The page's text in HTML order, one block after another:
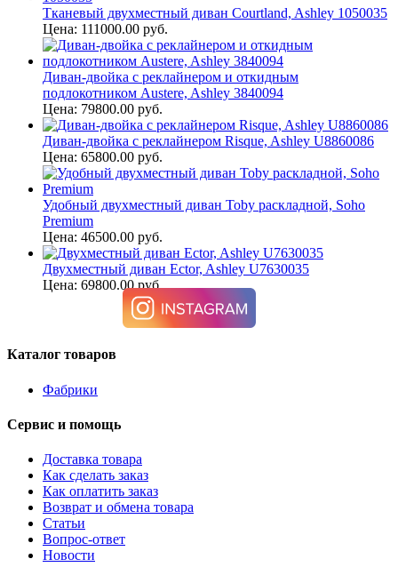
Тканевый двухместный диван Courtland, Ashley 1050035
Цена: 111000.00 руб.
Диван-двойка с реклайнером и откидным
подлокотником Austere, Ashley 3840094
Цена: 79800.00 руб.
Диван-двойка с реклайнером Risque, Ashley U8860086
Цена: 65800.00 руб.
Удобный двухместный диван Toby раскладной, Soho
Premium
Цена: 46500.00 руб.
Двухместный диван Ector, Ashley U7630035
Цена: 69800.00 руб.
Каталог товаров
Фабрики
Сервис и помощь
Доставка товара
Как сделать заказ
Как оплатить заказ
Возврат и обмена товара
Статьи
Вопрос-ответ
Новости